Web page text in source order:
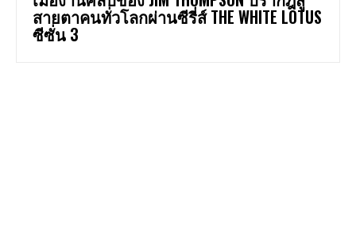
สายตาคนทั่วโลกผ่านซีรี่ส์ THE WHITE LOTUS
ซีซั่น 3